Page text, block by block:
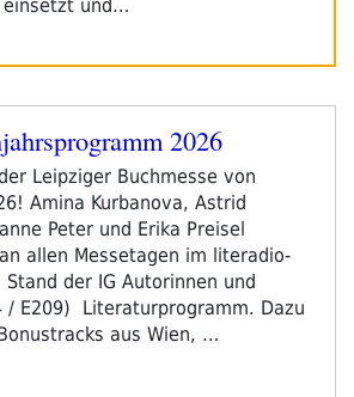
einsetzt und…
2026
Leipziger Buchmesse von
Amina Kurbanova, Astrid
Peter und Erika Preisel
allen Messetagen im literadio-
Stand der IG Autorinnen und
/ E209) Literaturprogramm. Dazu
aus Wien, …